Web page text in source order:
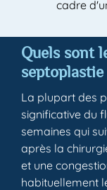
cadre
Quels sont
septoplastie
La plupart des
significative du
semaines qui
après la
et une
habituellement